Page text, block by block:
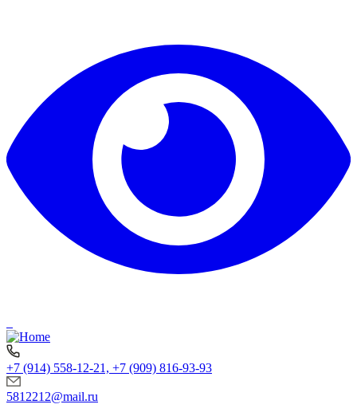
+7 (914) 558-12-21, +7 (909) 816-93-93
5812212@mail.ru